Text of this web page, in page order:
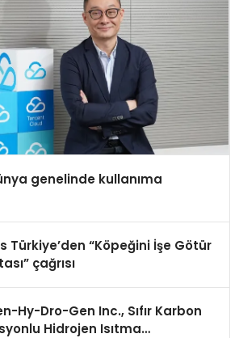
genelinde kullanıma
Türkiye’den “Köpeğini İşe Götür
çağrısı
Hy-Dro-Gen Inc., Sıfır Karbon
Hidrojen Isıtma